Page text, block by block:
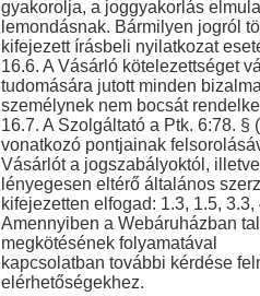
gyakorolja, a joggyakorlás
lemondásnak. Bármilyen jogról
kifejezett írásbeli nyilatkozat
16.6. A Vásárló kötelezettséget
tudomására jutott minden
személynek nem bocsát
16.7. A Szolgáltató a Ptk. 6:78.
vonatkozó pontjainak
Vásárlót a jogszabályoktól,
lényegesen eltérő általános
kifejezetten elfogad: 1.3, 1.5,
Amennyiben a Webáruházban
megkötésének folyamatával
kapcsolatban további kérdése
elérhetőségekhez.